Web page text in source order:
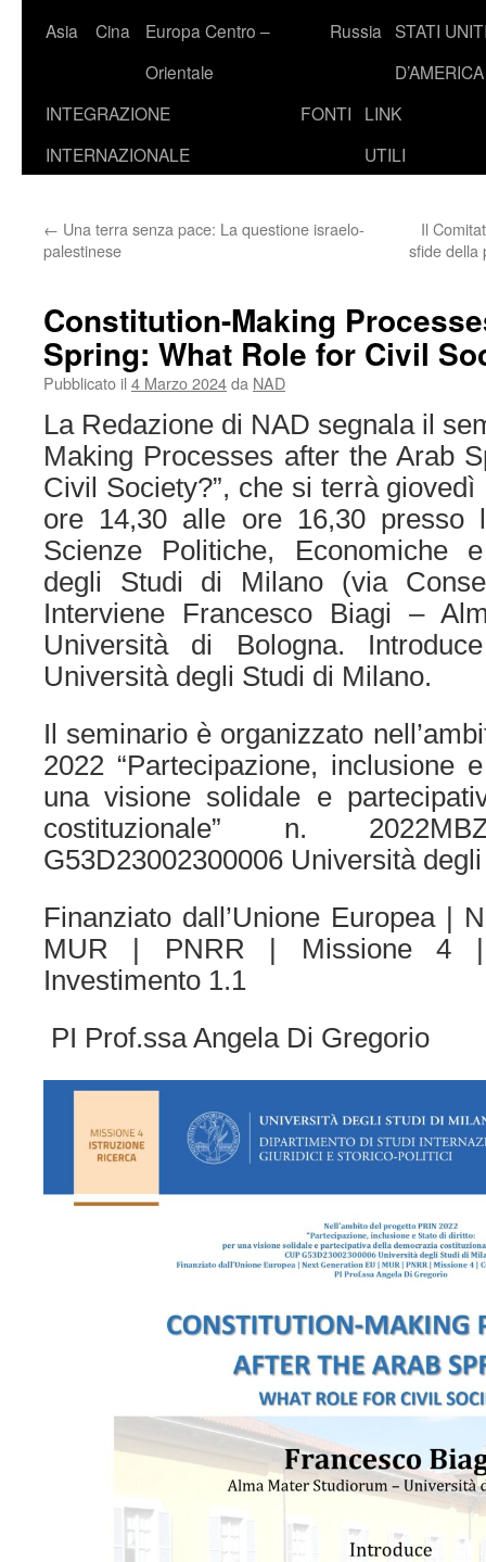
Asia Cina
Europa Centro –
Orientale
Russia STATI
D’AMERICA
INTEGRAZIONE
INTERNAZIONALE
FONTI
LINK
UTILI
← Una terra senza pace: La questione israelo-
palestinese
Il
sfide della
Constitution-Making
Spring: What Role for Civil
Pubblicato il 4 Marzo 2024da NAD
La Redazione di NAD segnala il
Making Processes after the Arab
Civil Society?”, che si terrà
ore 14,30 alle ore 16,30 presso
Scienze Politiche, Economiche
degli Studi di Milano (via
Interviene Francesco Biagi –
Università di Bologna.
Università degli Studi di Milano.
Il seminario è organizzato
2022 “Partecipazione, inclusione
una visione solidale e
costituzionale” n.
G53D23002300006 Università
Finanziato dall’Unione Europea |
MUR | PNRR | Missione 4
Investimento 1.1
PI Prof.ssa Angela Di Gregorio